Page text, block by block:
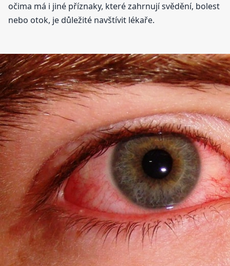
očima má i jiné příznaky, které zahrnují svědění, bolest
nebo otok, je důležité navštívit lékaře.